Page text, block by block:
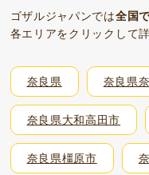
ゴザルジャパンでは全国
各エリアをクリックして
奈良県 奈良県
奈良県大和高田市
奈良県橿原市